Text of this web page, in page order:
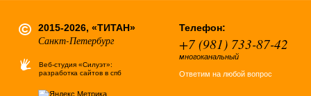
2015-2026, «ТИТАН»
Санкт-Петербург
Веб-студия «Силуэт»:
разработка сайтов в спб
Телефон:
+7 (981) 733-87-42
многоканальный
Ответим на любой вопрос